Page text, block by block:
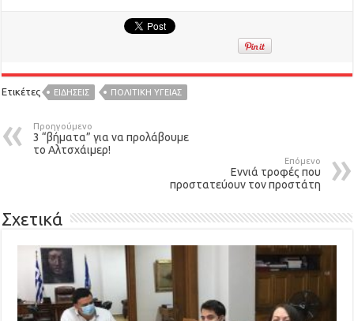
Ετικέτες ΕΙΔΉΣΕΙΣ ΠΟΛΙΤΙΚΉ ΥΓΕΊΑΣ
Προηγούμενο
3 “βήματα” για να προλάβουμε
το Αλτσχάιμερ!
Επόμενο
Εννιά τροφές που
προστατεύουν τον προστάτη
Σχετικά